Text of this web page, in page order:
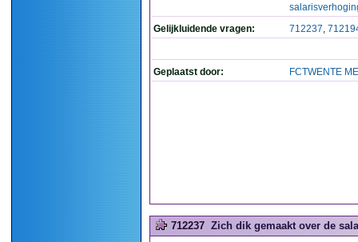
Gelijkluidende vragen:
712237,
Geplaatst door: FCTWENTE
712237 Zich dik gemaakt over de